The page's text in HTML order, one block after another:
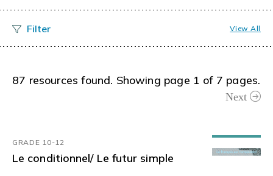
View All
87 resources found. Showing page 1 of 7 pages.
Next
GRADE 10-12
Le conditionnel/ Le futur simple